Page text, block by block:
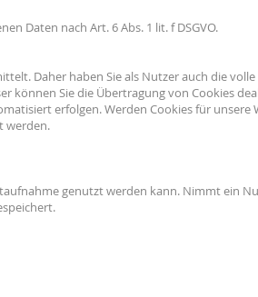
Daten nach Art. 6 Abs. 1 lit. f DSGVO.
Daher haben Sie als Nutzer auch die
können Sie die Übertragung von Cookies
erfolgen. Werden Cookies für unsere
werden.
genutzt werden kann. Nimmt ein